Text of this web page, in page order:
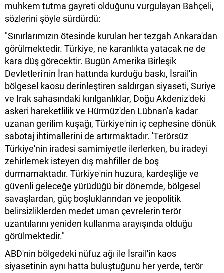
muhkem tutma gayreti olduğunu vurgulayan Bahçeli,
sözlerini şöyle sürdürdü:
"Sınırlarımızın ötesinde kurulan her tezgah Ankara'dan
görülmektedir. Türkiye, ne karanlıkta yatacak ne de
kara düş görecektir. Bugün Amerika Birleşik
Devletleri'nin İran hattında kurduğu baskı, İsrail'in
bölgesel kaosu derinleştiren saldırgan siyaseti, Suriye
ve Irak sahasındaki kırılganlıklar, Doğu Akdeniz'deki
askeri hareketlilik ve Hürmüz'den Lübnan'a kadar
uzanan gerilim kuşağı, Türkiye'nin iç cephesine dönük
sabotaj ihtimallerini de artırmaktadır. 'Terörsüz
Türkiye'nin iradesi samimiyetle ilerlerken, bu iradeyi
zehirlemek isteyen dış mahfiller de boş
durmamaktadır. Türkiye'nin huzura, kardeşliğe ve
güvenli geleceğe yürüdüğü bir dönemde, bölgesel
savaşlardan, güç boşluklarından ve jeopolitik
belirsizliklerden medet uman çevrelerin terör
uzantılarını yeniden kullanma arayışında olduğu
görülmektedir."
ABD'nin bölgedeki nüfuz ağı ile İsrail'in kaos
siyasetinin aynı hatta buluştuğunu her yerde, terör